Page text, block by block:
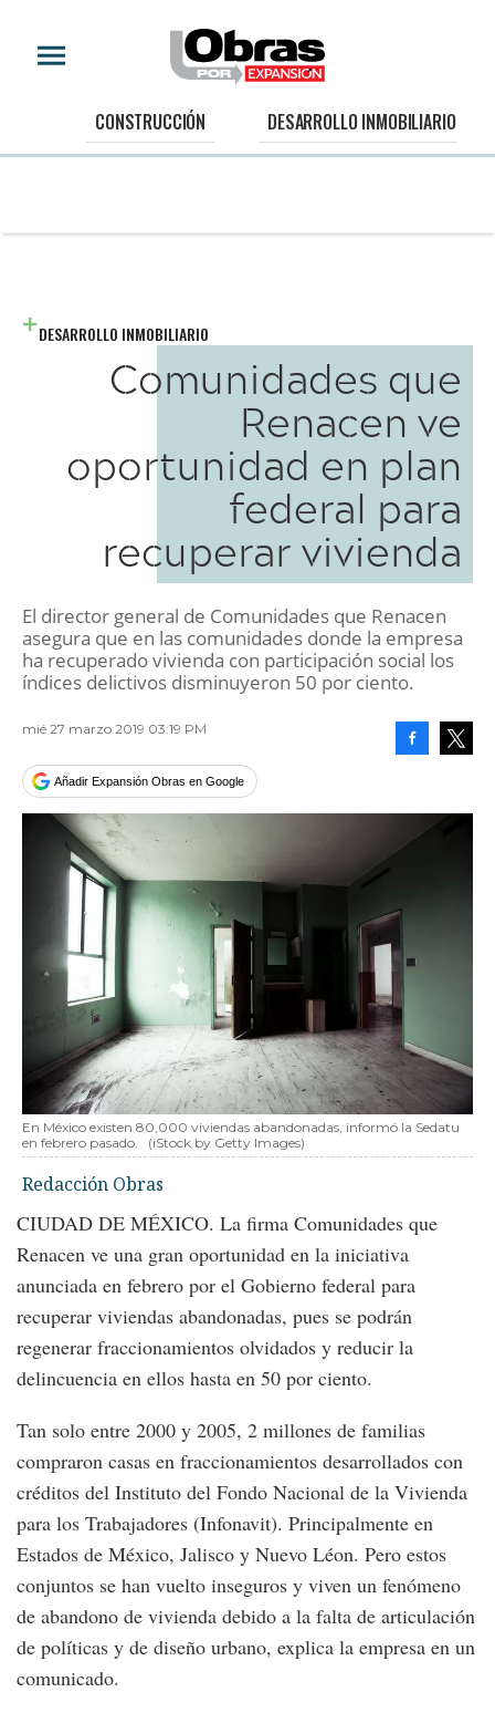
CONSTRUCCIÓN DESARROLLO INMOBILIARIO
DESARROLLO INMOBILIARIO
Comunidades que
Renacen ve
oportunidad en plan
federal para
recuperar vivienda
El director general de Comunidades que Renacen
asegura que en las comunidades donde la empresa
ha recuperado vivienda con participación social los
índices delictivos disminuyeron 50 por ciento.
mié 27 marzo 2019 03:19 PM
Añadir Expansión Obras en Google
En México existen 80,000 viviendas abandonadas, informó la Sedatu
en febrero pasado.
(iStock by Getty Images)
Redacción Obras
CIUDAD DE MÉXICO. La firma Comunidades que
Renacen ve una gran oportunidad en la iniciativa
anunciada en febrero por el Gobierno federal para
recuperar viviendas abandonadas, pues se podrán
regenerar fraccionamientos olvidados y reducir la
delincuencia en ellos hasta en 50 por ciento.
Tan solo entre 2000 y 2005, 2 millones de familias
compraron casas en fraccionamientos desarrollados con
créditos del Instituto del Fondo Nacional de la Vivienda
para los Trabajadores (Infonavit). Principalmente en
Estados de México, Jalisco y Nuevo Léon. Pero estos
conjuntos se han vuelto inseguros y viven un fenómeno
de abandono de vivienda debido a la falta de articulación
de políticas y de diseño urbano, explica la empresa en un
comunicado.